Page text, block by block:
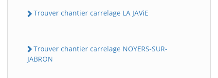
Trouver chantier carrelage LA JAViE
Trouver chantier carrelage NOYERS-SUR-
JABRON